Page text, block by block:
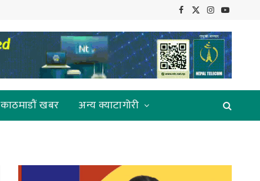
Facebook
X
Instagram
YouTube
काठमाडौं खबर
अन्य क्याटागोरी